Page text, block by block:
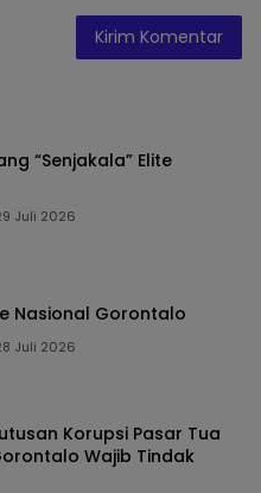
“Senjakala” Elite
Juli 2026
Nasional Gorontalo
Juli 2026
Korupsi Pasar Tua
Wajib Tindak